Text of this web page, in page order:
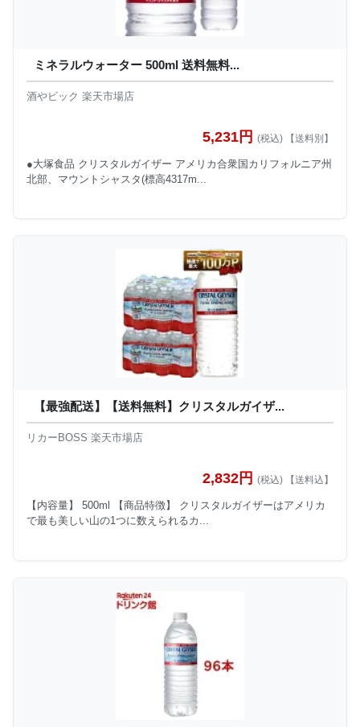
ミネラルウォーター 500ml 送料無料...
酒やビック 楽天市場店
5,231円 (税込) 【送料別】
●大塚食品 クリスタルガイザー アメリカ合衆国カリフォルニア州
北部、マウントシャスタ(標高4317m...
【最強配送】【送料無料】クリスタルガイザ...
リカーBOSS 楽天市場店
2,832円 (税込) 【送料込】
【内容量】 500ml 【商品特徴】 クリスタルガイザーはアメリカ
で最も美しい山の1つに数えられるカ...